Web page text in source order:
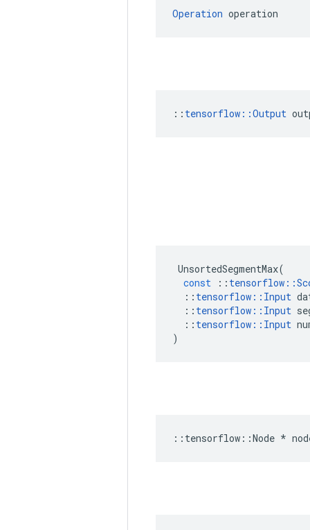
Operation operation
:: tensorflow::Output
UnsortedSegmentMax(
const
:: tensorflow ::
:: tensorflow :: Input
:: tensorflow :: Input
:: tensorflow :: Input
)
:: tensorflow ::Node *